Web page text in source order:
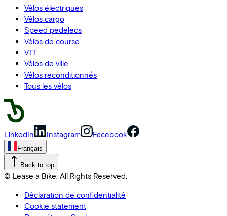
Vélos électriques
Vélos cargo
Speed pedelecs
Vélos de course
VTT
Vélos de ville
Vélos reconditionnés
Tous les vélos
LinkedIn Instagram Facebook
Français
Back to top
© Lease a Bike. All Rights Reserved.
Déclaration de confidentialité
Cookie statement